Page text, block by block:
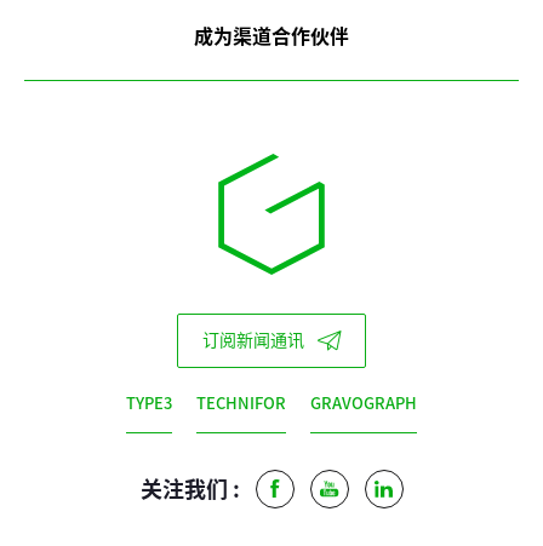
成为渠道合作伙伴
订阅新闻通讯
TYPE3 TECHNIFOR GRAVOGRAPH
关注我们 : FacebookYoutubeLinkedIn